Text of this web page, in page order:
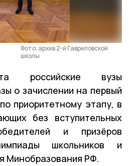
Фото: архив 2-й Гавриловской
школы
российские вузы
о зачислении на первый
приоритетному этапу, в
без вступительных
и призёров
школьников и
Минобразования РФ.